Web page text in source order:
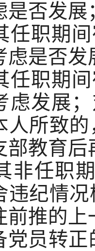
是否发展
任职期
虑是否发
任职期
虑发展
人所致
部教育
非任职
违纪情
前推的上
党员转